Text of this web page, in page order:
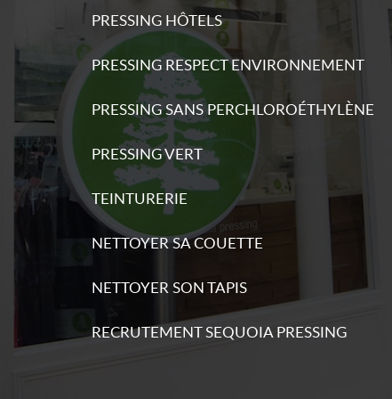
PRESSING HÔTELS
PRESSING RESPECT ENVIRONNEMENT
PRESSING SANS PERCHLOROÉTHYLÈNE
PRESSING VERT
TEINTURERIE
NETTOYER SA COUETTE
NETTOYER SON TAPIS
RECRUTEMENT SEQUOIA PRESSING